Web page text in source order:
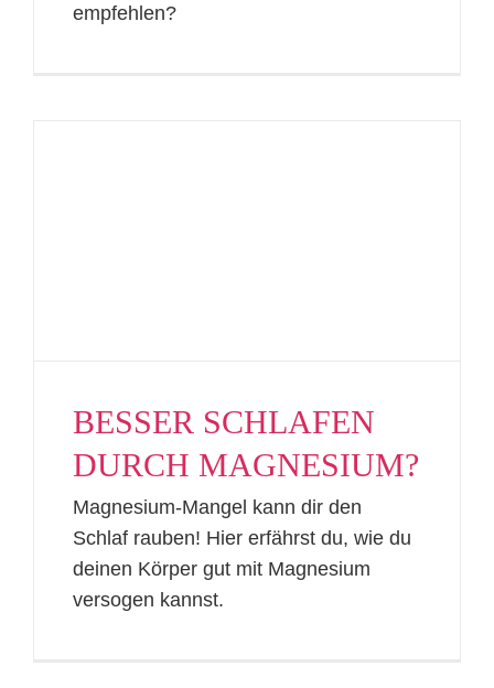
empfehlen?
BESSER SCHLAFEN
DURCH MAGNESIUM?
Magnesium-Mangel kann dir den
Schlaf rauben! Hier erfährst du, wie du
deinen Körper gut mit Magnesium
versogen kannst.